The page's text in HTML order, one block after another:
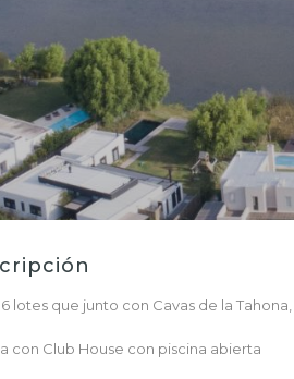
lotes que junto con Cavas de la
con Club House con piscina abierta